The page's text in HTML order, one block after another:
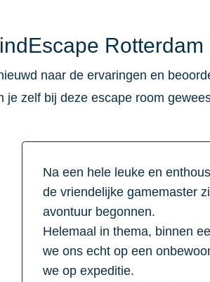
Rotterdam
naar de ervaringen en
je zelf bij deze escape room
Na een hele leuke en
de vriendelijke gamemaster
avontuur begonnen.
Helemaal in thema, binnen
we ons echt op een
we op expeditie.